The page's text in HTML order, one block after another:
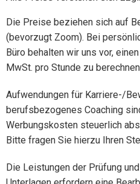
Die Preise beziehen sich auf
(bevorzugt Zoom). Bei
Büro behalten wir uns vor,
MwSt. pro Stunde zu
Aufwendungen für Karriere-/
berufsbezogenes Coaching
Werbungskosten steuerlich
Bitte fragen Sie hierzu Ihren
Die Leistungen der Prüfung